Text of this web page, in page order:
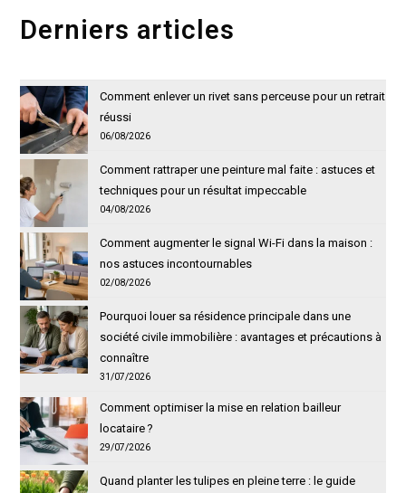
Derniers articles
Comment enlever un rivet sans perceuse pour un retrait
réussi
06/08/2026
Comment rattraper une peinture mal faite : astuces et
techniques pour un résultat impeccable
04/08/2026
Comment augmenter le signal Wi-Fi dans la maison :
nos astuces incontournables
02/08/2026
Pourquoi louer sa résidence principale dans une
société civile immobilière : avantages et précautions à
connaître
31/07/2026
Comment optimiser la mise en relation bailleur
locataire ?
29/07/2026
Quand planter les tulipes en pleine terre : le guide